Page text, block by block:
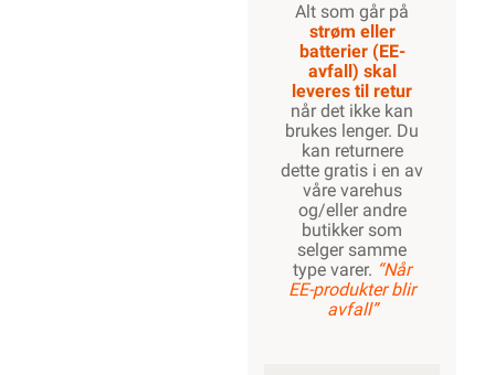
Alt som går på
strøm eller
batterier (EE-
avfall) skal
leveres til retur
når det ikke kan
brukes lenger. Du
kan returnere
dette gratis i en av
våre varehus
og/eller andre
butikker som
selger samme
type varer. “Når
EE-produkter blir
avfall”